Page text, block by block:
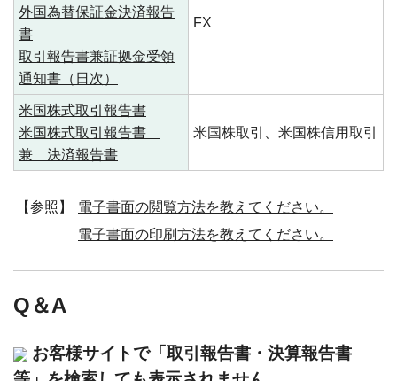
外国為替保証金決済報告
書
取引報告書兼証拠金受領
通知書（日次）
FX
米国株式取引報告書
米国株式取引報告書
兼 決済報告書
米国株取引、米国株信用取引
【参照】
電子書面の閲覧方法を教えてください。
電子書面の印刷方法を教えてください。
Q＆A
お客様サイトで「取引報告書・決算報告書